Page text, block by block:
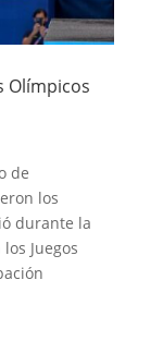
Olímpicos
de
los
durante la
Juegos